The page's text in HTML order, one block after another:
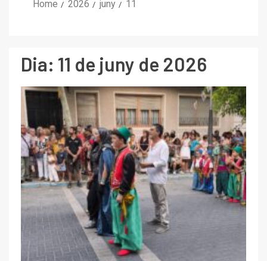
Home 2026 juny 11
Dia: 11 de juny de 2026